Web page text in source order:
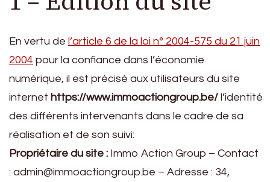
En vertu de l’article 6 de la loi n° 2004-575 du 21 juin
2004 pour la confiance dans l’économie
numérique, il est précisé aux utilisateurs du site
internet https://www.immoactiongroup.be/ l’identité
des différents intervenants dans le cadre de sa
réalisation et de son suivi:
Propriétaire du site : Immo Action Group – Contact
: admin@immoactiongroup.be – Adresse : 34,